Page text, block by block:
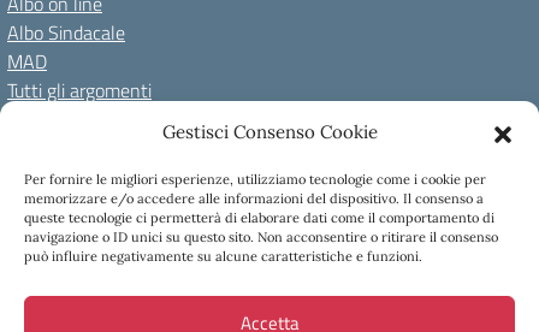
Gestisci Consenso Cookie
Per fornire le migliori esperienze, utilizziamo tecnologie come i cookie per
memorizzare e/o accedere alle informazioni del dispositivo. Il consenso a
queste tecnologie ci permetterà di elaborare dati come il comportamento di
navigazione o ID unici su questo sito. Non acconsentire o ritirare il consenso
può influire negativamente su alcune caratteristiche e funzioni.
Accetta
Albo Sindacale
MAD
Tutti gli argomenti
Amm. Trasparente fino al 08/01/2024Albo on line
Spazio repositoryAccessibilitàNote LegaliPrivacy Policy
Cookie Policy